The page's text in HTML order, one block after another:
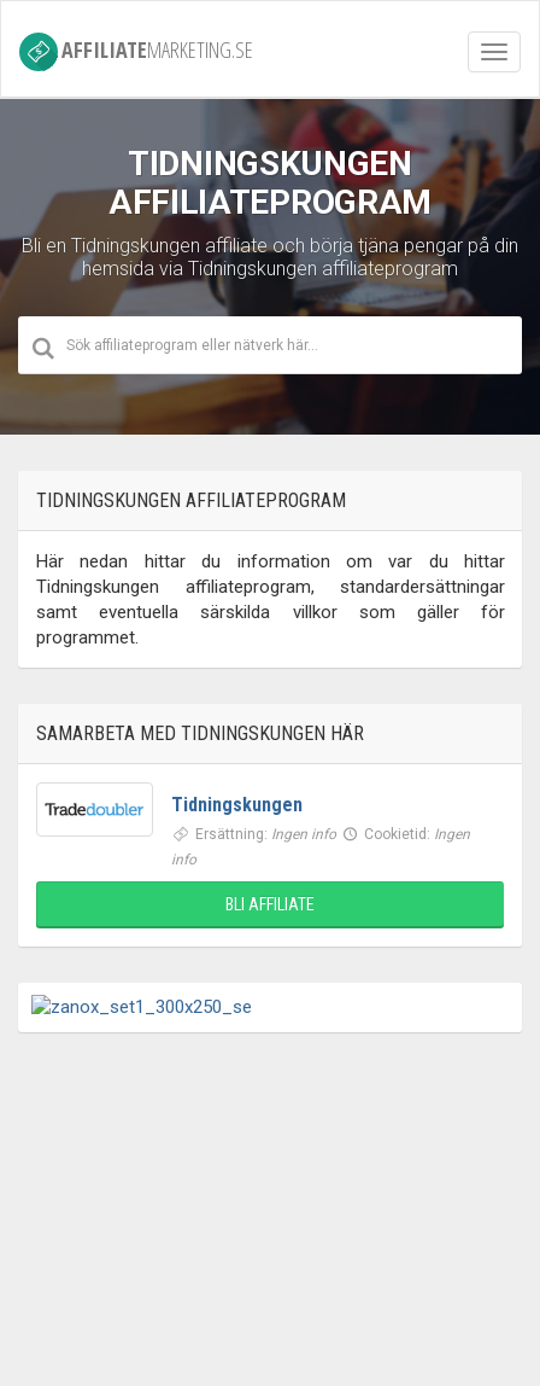
AFFILIATEMARKETING.SE
TIDNINGSKUNGEN
AFFILIATEPROGRAM
Bli en Tidningskungen affiliate och börja tjäna pengar på din
hemsida via Tidningskungen affiliateprogram
TIDNINGSKUNGEN AFFILIATEPROGRAM
Här nedan hittar du information om var du hittar
Tidningskungen affiliateprogram, standardersättningar
samt eventuella särskilda villkor som gäller för
programmet.
SAMARBETA MED TIDNINGSKUNGEN HÄR
Tidningskungen
Ersättning: Ingen info Cookietid: Ingen
info
BLI AFFILIATE